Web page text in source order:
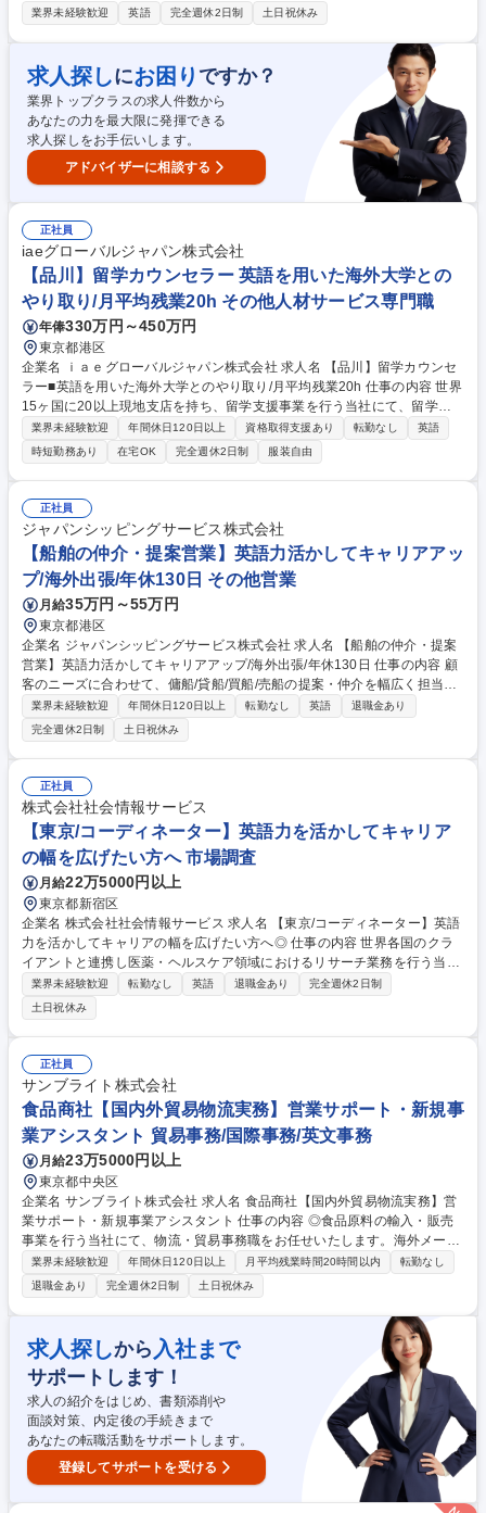
DGsに貢献するユニコーン企業です。そんな当社にて《海外調達・購買担
の海外調達や購買戦略の策定、委託先選定、国内外の輸送手配などサプラ
イチェーンの最適化を担います。 【具体的には】■調達・購買戦略の策定
■委託先選定および管理 ■各種契約締結・価格交渉 ■原価見積もり作成・低
減活動 ■担当商品のQCD最適化 ■輸出入含む国内外輸送の手配・最適物流
の構築など 募集職種 【東京/海外調達・LIMEX購買担当候補】SDGs/新素
材LIMEX/ユニコーン企業★
業界未経験歓迎 英語 完全週休2日制 土日祝休み
求人探しにお困り ですか？
業界トップクラスの求人件数から
あなたの力を最大限に発揮できる
求人探しをお手伝いします。
アドバイザーに相談する
正社員
iaeグローバルジャパン株式会社
【品川】留学カウンセラー 英語を用いた海外大学との
やり取り/月平均残業20h その他人材サービス専門職
年俸330万円～450万円
東京都港区
企業名 ｉａｅグローバルジャパン株式会社 求人名 【品川】留学カウンセ
ラー■英語を用いた海外大学とのやり取り/月平均残業20h 仕事の内容 世界
15ヶ国に20以上現地支店を持ち、留学支援事業を行う当社にて、留学カ
ウンセラーをお任せします。留学希望者の要望や将来プランを聞きながら
最適な大学やプランを提案し、学生の留学を支援する仕事です。 【具体的
には】■留学希望者の募集/問い合わせ対応/カウンセリング ■ブログやSNS
を通じた情報発信 ■セミナーやイベント等の企画/運営 ■海外提携校との情
報交換や研修対応 ■海外支社担当との英語を用いた連絡【やりがい】学生
に「海外留学」というキャリアの選択肢を提示し、人生の選択に大きく関
与できる社会貢献性の高い仕事です。海外大学出身者などグローバル志向
の強いメンバーと刺激し合える環境です。 募集職種 【品川】留学カウン
セラー■英語を用いた海外大学とのやり取り/月平均残業20h
業界未経験歓迎 年間休日120日以上 資格取得支援あり 転勤なし
英語
時短勤務あり
在宅OK 完全週休2日制 服装自由
正社員
ジャパンシッピングサービス株式会社
【船舶の仲介・提案営業】英語力活かしてキャリアアッ
プ/海外出張/年休130日 その他営業
月給35万円～55万円
東京都港区
企業名 ジャパンシッピングサービス株式会社 求人名 【船舶の仲介・提案
営業】英語力活かしてキャリアアップ/海外出張/年休130日 仕事の内容 顧
客のニーズに合わせて、傭船/貸船/買船/売船の提案・仲介を幅広く担当い
たします。利害関係が異なる複数のステークホルダー間に入り、双方が納
得する合意形成を主導していただく専門性の高い営業職です。 英語力を活
かし、高額な船舶案件に携わることが可能です。★欧州、アジア等、担当
可能性のある地域は多岐に渡ります。【具体的な業務】■各種商船の傭船
契約、建造請負契約、売買船契約締結の仲介■契約書作成■国内外の船主・
傭船者・造船所・金融機関との交渉、ポストフィクスチャー業務※長期傭
船を多数手がけています 募集職種 【船舶の仲介・提案営業】英語力活か
してキャリアアップ/海外出張/年休130日
業界未経験歓迎 年間休日120日以上 転勤なし 英語
退職金あり
完全週休2日制
土日祝休み
正社員
株式会社社会情報サービス
【東京/コーディネーター】英語力を活かしてキャリア
の幅を広げたい方へ 市場調査
月給22万5000円以上
東京都新宿区
企業名 株式会社社会情報サービス 求人名 【東京/コーディネーター】英語
力を活かしてキャリアの幅を広げたい方へ◎ 仕事の内容 世界各国のクラ
イアントと連携し医薬・ヘルスケア領域におけるリサーチ業務を行う当社
にて、コーディネーター業務をお任せ。グローバルに市場調査を行う欧米
のお客様からご依頼いただく日本やその他アジア各国の 市場調査をサポー
ト／コーディネートしていただきます。 【具体的な業務】 ■お客様の依頼
内容に応じた見積もり作成 ■調査実施に必要な業者や人材の手配および指
示 ■プロジェクトのスケジュール調整・工程管理 ■調査票やレポートの翻
訳業務 募集職種 【東京/コーディネーター】英語力を活かしてキャリアの
幅を広げたい方へ◎
業界未経験歓迎 転勤なし 英語 退職金あり
完全週休2日制
土日祝休み
正社員
サンブライト株式会社
食品商社【国内外貿易物流実務】営業サポート・新規事
業アシスタント 貿易事務/国際事務/英文事務
月給23万5000円以上
東京都中央区
企業名 サンブライト株式会社 求人名 食品商社【国内外貿易物流実務】営
業サポート・新規事業アシスタント 仕事の内容 ◎食品原料の輸入・販売
事業を行う当社にて、物流・貿易事務職をお任せいたします。海外メーカ
ーとの調整、輸入手続き、国内物流業者との連携、在庫管理などを幅広く
担当していただきます。 【具体的な業務内容】 ■海外からの食品原料輸入
に関わる貿易実務・書類作成・手配業務 ■海外メーカーとの連絡調整・交
渉、物流専門業者との協力によるオペレーション管理 ■輸入原料の国内物
流業者との調整、在庫管理、顧客への納品調整 ■営業チームのサポート業
務（受発注管理、顧客対応補助など） ■将来的な新規事業展開への提案・
参画も期待します 募集職種 食品商社【国内外貿易物流実務】営業サポー
ト・新規事業アシスタント
業界未経験歓迎 年間休日120日以上 月平均残業時間20時間以内
転勤なし
退職金あり
完全週休2日制 土日祝休み
求人探しから 入社まで
サポートします！
求人の紹介をはじめ、書類添削や
面談対策、内定後の手続きまで
あなたの転職活動をサポートします。
登録してサポートを受ける